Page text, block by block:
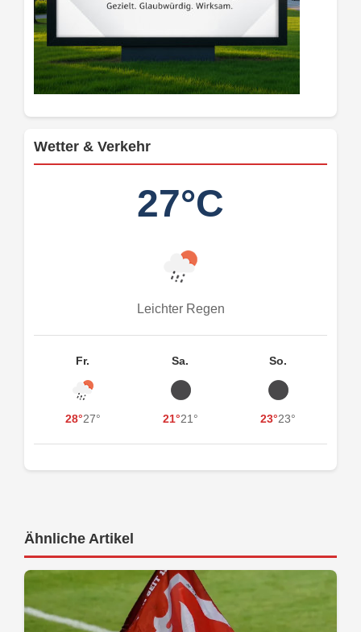
Wetter & Verkehr
27°C
Leichter Regen
Fr.
28°27°
Sa.
21°21°
So.
23°23°
Ähnliche Artikel